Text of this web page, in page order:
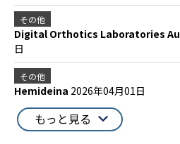
その他
Digital Orthotics Laboratories
日
その他
Hemideina 2026年04月01日
もっと見る